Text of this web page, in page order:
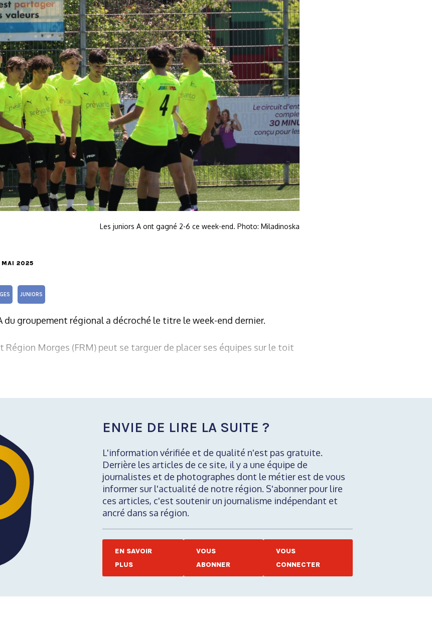
Les juniors A ont gagné 2-6 ce week-end. Photo: Miladinoska
MAI 2025
JUNIORS
du groupement régional a décroché le titre le week-end dernier.
Région Morges (FRM) peut se targuer de placer ses équipes sur le toit
ENVIE DE LIRE LA SUITE ?
L'information vérifiée et de qualité n'est pas gratuite.
Derrière les articles de ce site, il y a une équipe de
journalistes et de photographes dont le métier est de vous
informer sur l'actualité de notre région. S'abonner pour lire
ces articles, c'est soutenir un journalisme indépendant et
ancré dans sa région.
EN SAVOIR
PLUS
VOUS
ABONNER
VOUS
CONNECTER